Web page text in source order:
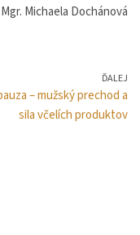
Mgr. Michaela Dochánová
ĎALEJ
– mužský prechod a
sila včelích produktov